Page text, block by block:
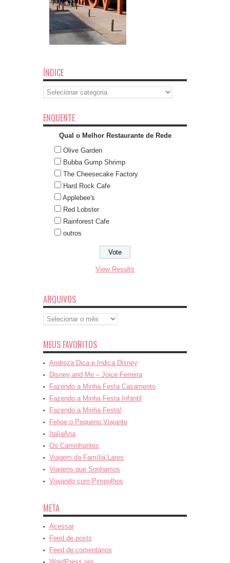
ÍNDICE
Índice
ENQUENTE
Qual o Melhor Restaurante de Rede
Olive Garden
Bubba Gump Shrimp
The Cheesecake Factory
Hard Rock Cafe
Applebee's
Red Lobster
Rainforest Cafe
outros
View Results
ARQUIVOS
Arquivos
MEUS FAVORITOS
Andreza Dica e Indica Disney
Disney and Me – Joice Ferreira
Fazendo a Minha Festa Casamento
Fazendo a Minha Festa Infantil
Fazendo a Minha Festa!
Felipe o Pequeno Viajante
ItaliaAna
Os Caminhantes
Viagem da Família Lares
Viagens que Sonhamos
Viajando com Pimpolhos
META
Acessar
Feed de posts
Feed de comentários